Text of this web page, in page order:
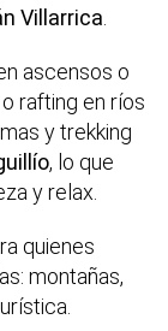
Villarrica
ascensos o
rafting en ríos
y trekking
, lo que
y relax.
quienes
montañas,